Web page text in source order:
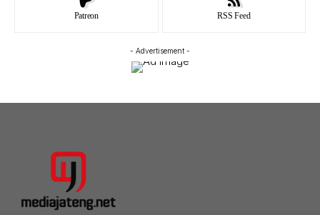
Patreon RSS Feed
- Advertisement -